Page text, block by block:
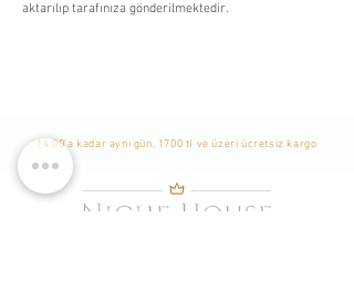
aktarılıp tarafınıza gönderilmektedir.
14:00'a kadar aynı gün, 1700 tl ve üzeri ücretsiz kargo